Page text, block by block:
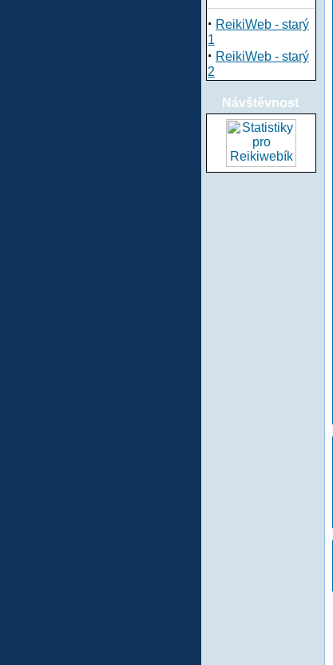
· ReikiWeb - starý
1
· ReikiWeb - starý
2
Návštěvnost